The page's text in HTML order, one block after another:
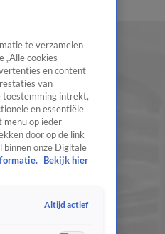
te verzamelen
„Alle cookies
en content
van
toestemming intrekt,
en essentiële
menu op ieder
door op de link
binnen onze Digitale
Bekijk hier
Altijd actief